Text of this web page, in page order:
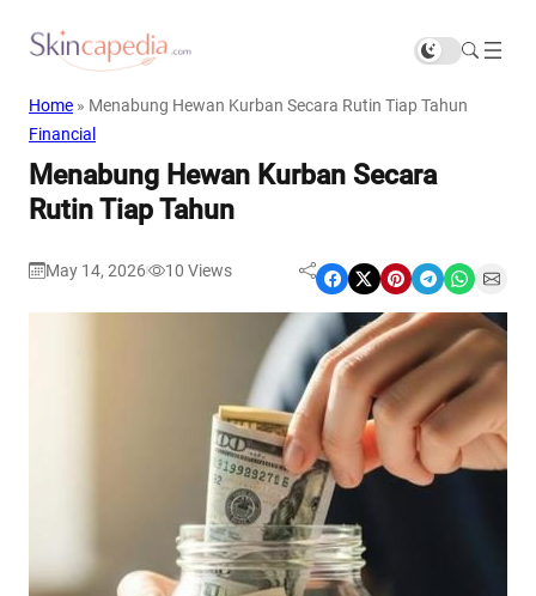
Home » Menabung Hewan Kurban Secara Rutin Tiap Tahun
Financial
Menabung Hewan Kurban Secara
Rutin Tiap Tahun
May 14, 2026 10 Views Share on Facebook Share on X Share on Pinterest Share on Telegram Share on WhatsApp Share on Email